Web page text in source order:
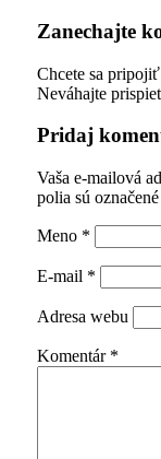
Zanechajte
Chcete sa
Neváhajte
Pridaj
Vaša e-mailová
polia sú označené
Meno *
E-mail *
Adresa webu
Komentár *